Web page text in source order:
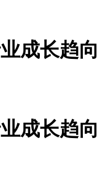
成长趋向
成长趋向